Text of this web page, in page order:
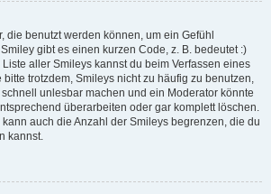
die benutzt werden können, um ein Gefühl
gibt es einen kurzen Code, z. B. bedeutet :)
aller Smileys kannst du beim Verfassen eines
bitte trotzdem, Smileys nicht zu häufig zu benutzen,
unlesbar machen und ein Moderator könnte
überarbeiten oder gar komplett löschen.
auch die Anzahl der Smileys begrenzen, die du
kannst.